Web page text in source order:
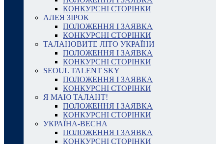
КОНКУРСНІ СТОРІНКИ
АЛЕЯ ЗІРОК
ПОЛОЖЕННЯ І ЗАЯВКА
КОНКУРСНІ СТОРІНКИ
ТАЛАНОВИТЕ ЛІТО УКРАЇНИ
ПОЛОЖЕННЯ І ЗАЯВКА
КОНКУРСНІ СТОРІНКИ
SEOUL TALENT SKY
ПОЛОЖЕННЯ І ЗАЯВКА
КОНКУРСНІ СТОРІНКИ
Я МАЮ ТАЛАНТ!
ПОЛОЖЕННЯ І ЗАЯВКА
КОНКУРСНІ СТОРІНКИ
УКРАЇНА-ВЕСНА
ПОЛОЖЕННЯ І ЗАЯВКА
КОНКУРСНІ СТОРІНКИ